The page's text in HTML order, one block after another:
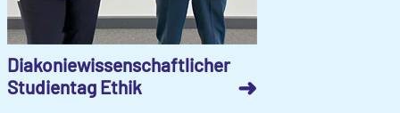
Diakoniewissenschaftlicher
Studientag Ethik
➜